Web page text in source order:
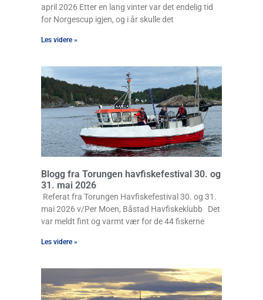
april 2026 Etter en lang vinter var det endelig tid
for Norgescup igjen, og i år skulle det
Les videre »
Blogg fra Torungen havfiskefestival 30. og
31. mai 2026
Referat fra Torungen Havfiskefestival 30. og 31.
mai 2026 v/Per Moen, Båstad Havfiskeklubb Det
var meldt fint og varmt vær for de 44 fiskerne
Les videre »